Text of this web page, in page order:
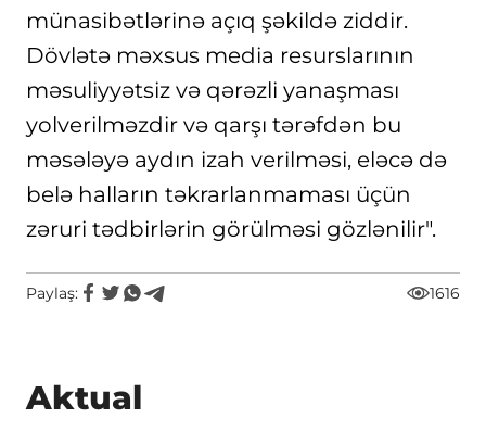
münasibətlərinə açıq şəkildə ziddir.
Dövlətə məxsus media resurslarının
məsuliyyətsiz və qərəzli yanaşması
yolverilməzdir və qarşı tərəfdən bu
məsələyə aydın izah verilməsi, eləcə də
belə halların təkrarlanmaması üçün
zəruri tədbirlərin görülməsi gözlənilir".
Paylaş: 1616
Aktual